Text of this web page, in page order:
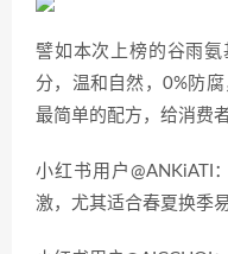
譬如本次上榜的谷雨
分，温和自然，0%防
最简单的配方，给消费
小红书用户@ANKiATI
激，尤其适合春夏换季